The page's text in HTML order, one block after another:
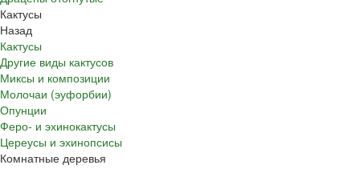
Кактусы
Назад
Кактусы
Другие виды кактусов
Миксы и композиции
Молочаи (эуфорбии)
Опунции
Феро- и эхинокактусы
Цереусы и эхинопсисы
Комнатные деревья